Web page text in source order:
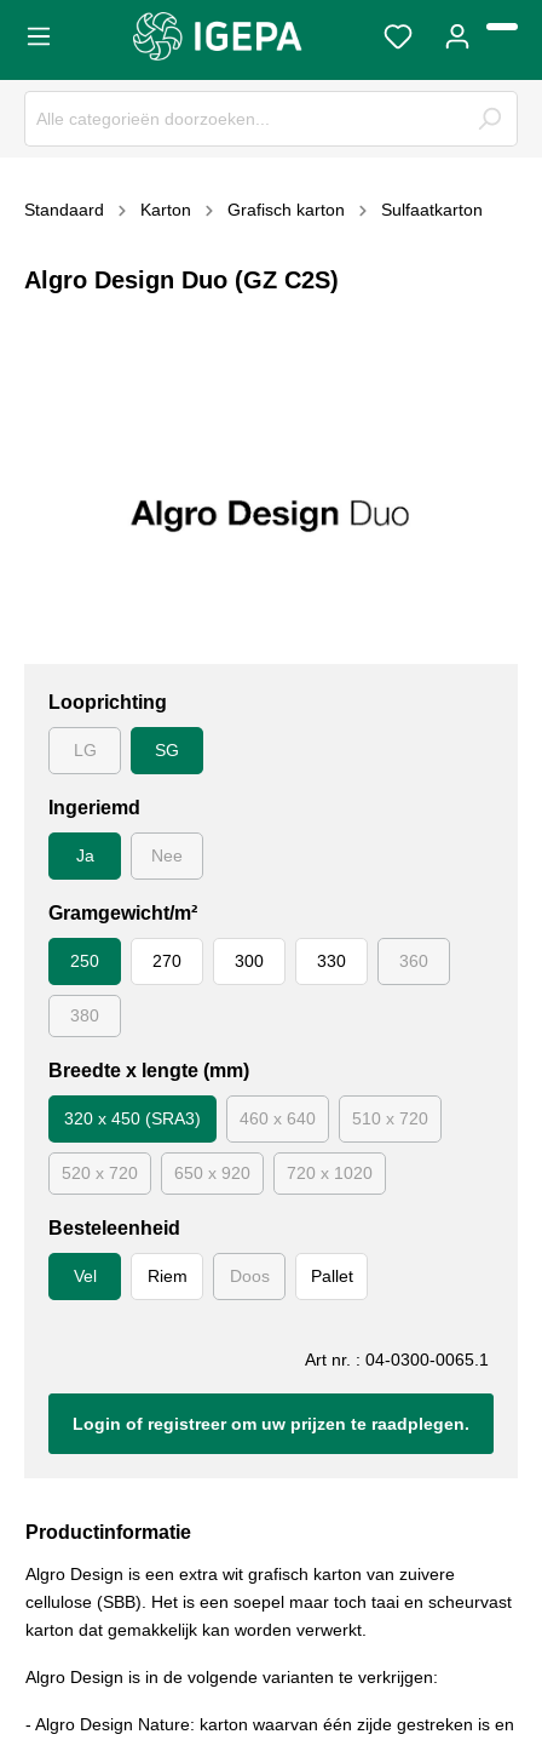
Standaard Karton Grafisch karton Sulfaatkarton
Algro Design Duo (GZ C2S)
Looprichting
LG SG
Ingeriemd
Ja Nee
Gramgewicht/m²
250 270 300 330 360
380
Breedte x lengte (mm)
320 x 450 (SRA3) 460 x 640 510 x 720
520 x 720 650 x 920 720 x 1020
Besteleenheid
Vel Riem Doos Pallet
Art nr. : 04-0300-0065.1
Login of registreer om uw prijzen te raadplegen.
Productinformatie
Algro Design is een extra wit grafisch karton van zuivere
cellulose (SBB). Het is een soepel maar toch taai en scheurvast
karton dat gemakkelijk kan worden verwerkt.
Algro Design is in de volgende varianten te verkrijgen:
- Algro Design Nature: karton waarvan één zijde gestreken is en